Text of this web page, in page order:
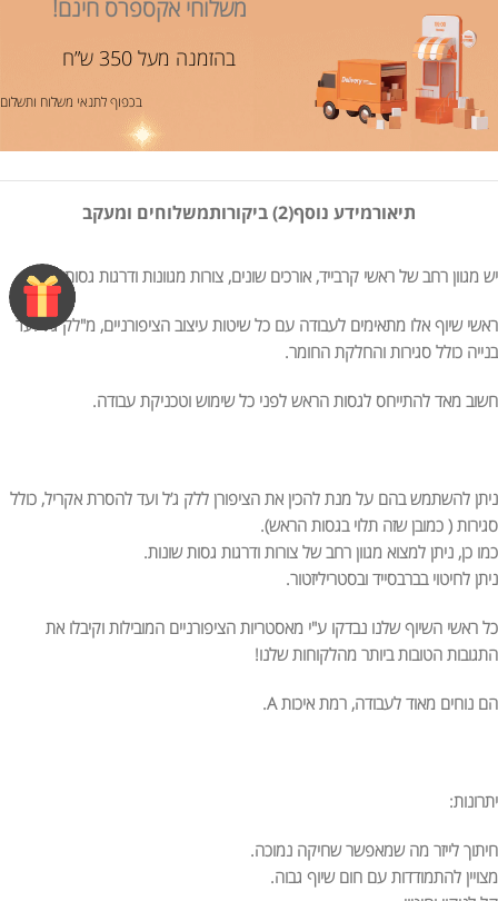
משלוחי אקספרס חינם!
בהזמנה מעל 350 ש”ח
בכפוף לתנאי משלוח ותשלום
תיאורמידע נוסף(2) ביקורות משלוחים ומעקב
יש מגוון רחב של ראשי קרבייד, אורכים שונים, צורות מגוונות ודרגות גסות שונות.
ראשי שיוף אלו מתאימים לעבודה עם כל שיטות עיצוב הציפורניים, מ"לק ג’ל ועד
בנייה כולל סגירות והחלקת החומר.
חשוב מאד להתייחס לגסות הראש לפני כל שימוש וטכניקת עבודה.
ניתן להשתמש בהם על מנת להכין את הציפורן ללק ג’ל ועד להסרת אקריל, כולל
סגירות ( כמובן שזה תלוי בגסות הראש).
כמו כן, ניתן למצוא מגוון רחב של צורות ודרגות גסות שונות.
ניתן לחיטוי בברבסייד ובסטריליזטור.
כל ראשי השיוף שלנו נבדקו ע"י מאסטריות הציפורניים המובילות וקיבלו את
התגובות הטובות ביותר מהלקוחות שלנו!
הם נוחים מאוד לעבודה, רמת איכות A.
יתרונות:
חיתוך לייזר מה שמאפשר שחיקה נמוכה.
מצויין להתמודדות עם חום שיוף גבוה.